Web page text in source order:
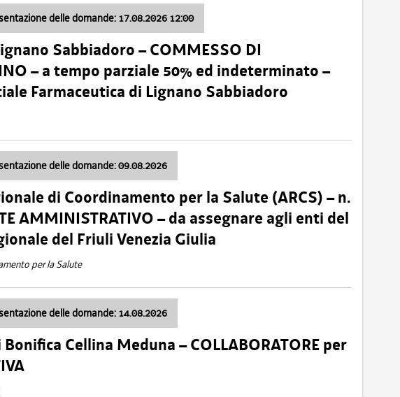
delle domande: 17.08.2026 12:00
Sabbiadoro – COMMESSO DI
– a tempo parziale 50% ed indeterminato –
Farmaceutica di Lignano Sabbiadoro
delle domande: 09.08.2026
di Coordinamento per la Salute (ARCS) – n.
AMMINISTRATIVO – da assegnare agli enti del
del Friuli Venezia Giulia
per la Salute
delle domande: 14.08.2026
Cellina Meduna – COLLABORATORE per